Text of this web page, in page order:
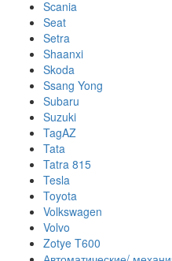
Scania
Seat
Setra
Shaanxi
Skoda
Ssang Yong
Subaru
Suzuki
TagAZ
Tata
Tatra 815
Tesla
Toyota
Volkswagen
Volvo
Zotye T600